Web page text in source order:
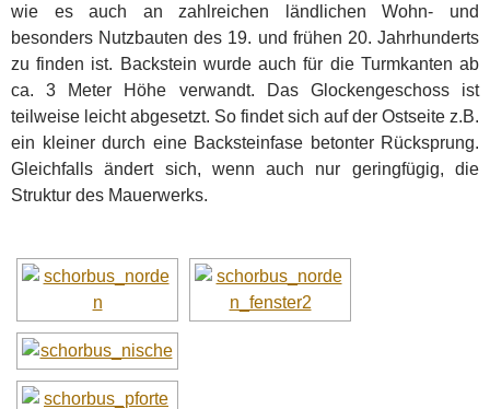
wie es auch an zahlreichen ländlichen Wohn- und
besonders Nutzbauten des 19. und frühen 20. Jahrhunderts
zu finden ist. Backstein wurde auch für die Turmkanten ab
ca. 3 Meter Höhe verwandt. Das Glockengeschoss ist
teilweise leicht abgesetzt. So findet sich auf der Ostseite z.B.
ein kleiner durch eine Backsteinfase betonter Rücksprung.
Gleichfalls ändert sich, wenn auch nur geringfügig, die
Struktur des Mauerwerks.